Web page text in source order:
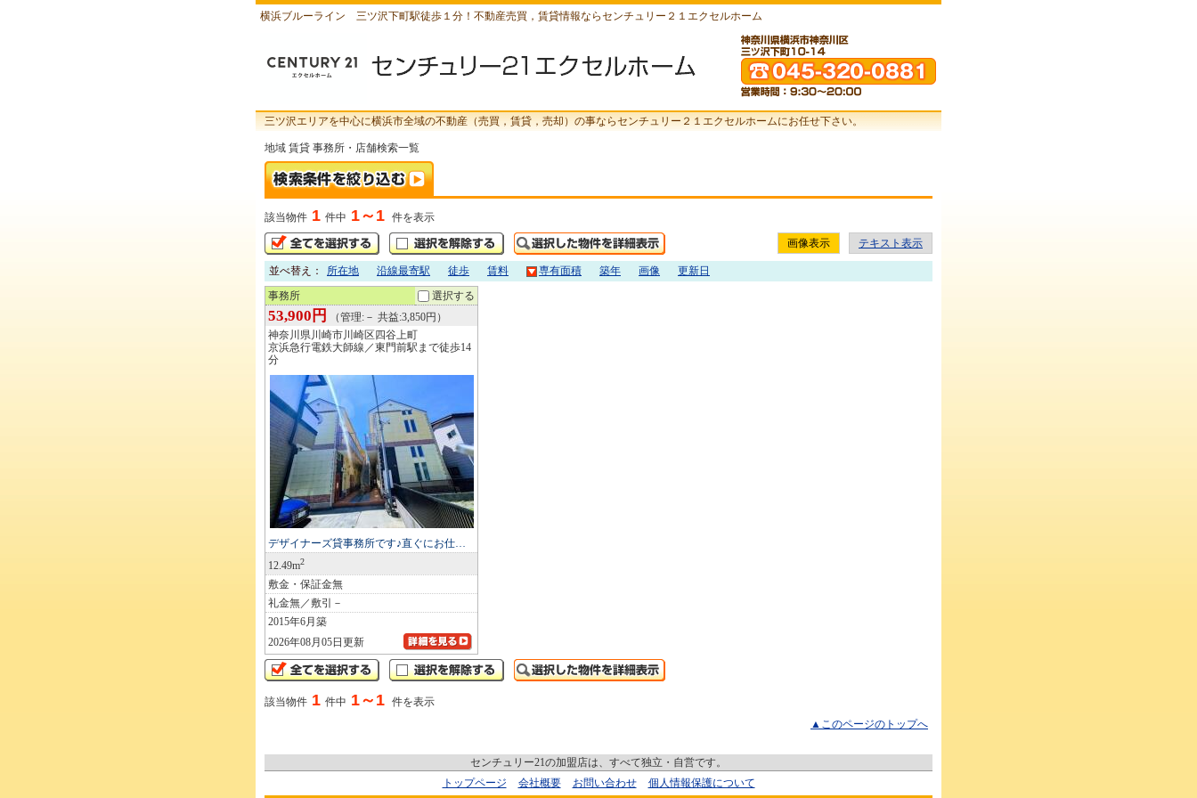
横浜ブルーライン 三ツ沢下町駅徒歩１分！不動産売買，賃貸情報ならセンチュリー２１エクセルホーム
三ツ沢エリアを中心に横浜市全域の不動産（売買，賃貸，売却）の事ならセンチュリー２１エクセルホームにお任せ下さい。
地域 賃貸 事務所・店舗検索一覧
該当物件 1 件中 1～1 件を表示
画像表示 テキスト表示
並べ替え： 所在地 沿線最寄駅 徒歩 賃料 専有面積 築年 画像 更新日
事務所 選択する
53,900円
（管理:－ 共益:3,850円）
神奈川県川崎市川崎区四谷上町
京浜急行電鉄大師線／東門前駅まで徒歩14
分
デザイナーズ貸事務所です♪直ぐにお仕…
12.49m2
敷金・保証金無
礼金無／敷引－
2015年6月築
2026年08月05日更新
該当物件 1 件中 1～1 件を表示
▲このページのトップへ
センチュリー21の加盟店は、すべて独立・自営です。
トップページ
会社概要 お問い合わせ 個人情報保護について